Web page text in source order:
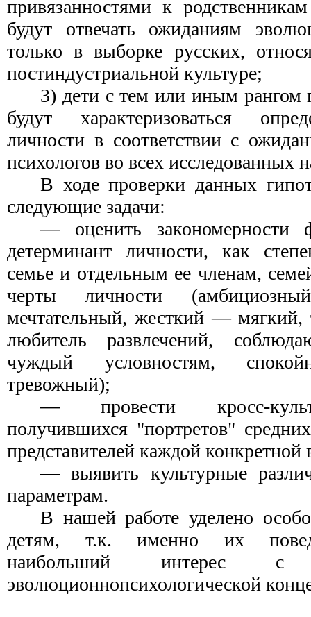
привязанностями к
будут отвечать ожиданиям
только в выборке русских,
постиндустриальной культуре;
3) дети с тем или иным рангом
будут характеризоваться
личности в соответствии с
психологов во всех исследованных
В ходе проверки данных
следующие задачи:
— оценить закономерности
детерминант личности, как
семье и отдельным ее членам,
черты личности
мечтательный, жесткий — мягкий,
любитель развлечений,
чуждый условностям,
тревожный);
— провести кросс-
получившихся "портретов"
представителей каждой
— выявить культурные
параметрам.
В нашей работе уделено
детям, т.к. именно их
наибольший интерес с
эволюционнопсихологической